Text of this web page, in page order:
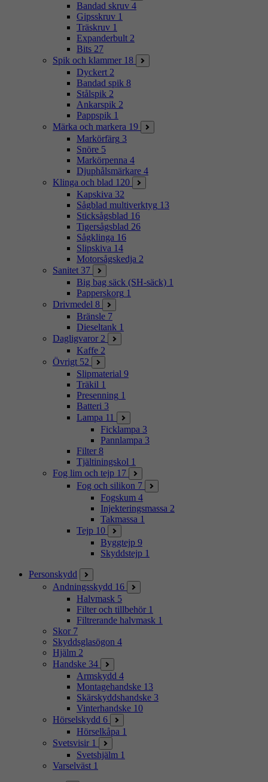
Bandad skruv 4
Gipsskruv 1
Träskruv 1
Expanderbult 2
Bits 27
Spik och klammer 18
Dyckert 2
Bandad spik 8
Stålspik 2
Ankarspik 2
Pappspik 1
Märka och markera 19
Markörfärg 3
Snöre 5
Markörpenna 4
Djuphålsmärkare 4
Klinga och blad 120
Kapskiva 32
Sågblad multiverktyg 13
Sticksågsblad 16
Tigersågsblad 26
Sågklinga 16
Slipskiva 14
Motorsågskedja 2
Sanitet 37
Big bag säck (SH-säck) 1
Papperskorg 1
Drivmedel 8
Bränsle 7
Dieseltank 1
Dagligvaror 2
Kaffe 2
Övrigt 52
Slipmaterial 9
Träkil 1
Presenning 1
Batteri 3
Lampa 11
Ficklampa 3
Pannlampa 3
Filter 8
Tjältiningskol 1
Fog lim och tejp 17
Fog och silikon 7
Fogskum 4
Injekteringsmassa 2
Takmassa 1
Tejp 10
Byggtejp 9
Skyddstejp 1
Personskydd
Andningsskydd 16
Halvmask 5
Filter och tillbehör 1
Filtrerande halvmask 1
Skor 7
Skyddsglasögon 4
Hjälm 2
Handske 34
Armskydd 4
Montagehandske 13
Skärskyddshandske 3
Vinterhandske 10
Hörselskydd 6
Hörselkåpa 1
Svetsvisir 1
Svetshjälm 1
Varselväst 1